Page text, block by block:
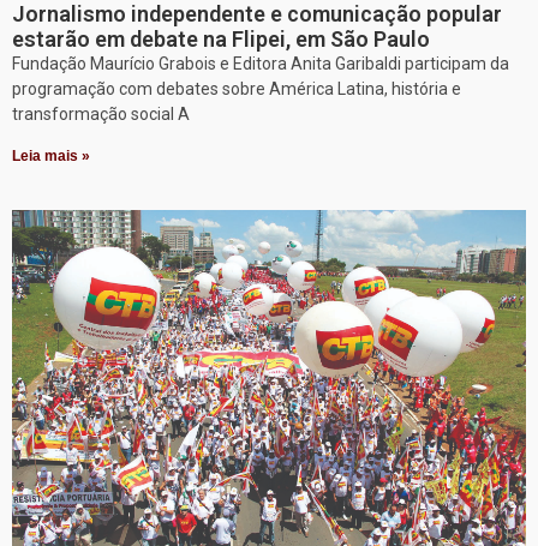
Jornalismo independente e comunicação popular
estarão em debate na Flipei, em São Paulo
Fundação Maurício Grabois e Editora Anita Garibaldi participam da
programação com debates sobre América Latina, história e
transformação social A
Leia mais »